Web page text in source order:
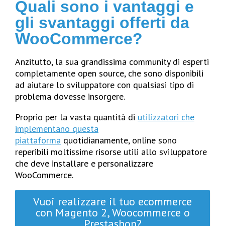
Quali sono i vantaggi e
gli svantaggi offerti da
WooCommerce?
Anzitutto, la sua grandissima community di esperti
completamente open source, che sono disponibili
ad aiutare lo sviluppatore con qualsiasi tipo di
problema dovesse insorgere.
Proprio per la vasta quantità di utilizzatori che
implementano questa
piattaforma quotidianamente, online sono
reperibili moltissime risorse utili allo sviluppatore
che deve installare e personalizzare
WooCommerce.
Vuoi realizzare il tuo ecommerce
con Magento 2, Woocommerce o